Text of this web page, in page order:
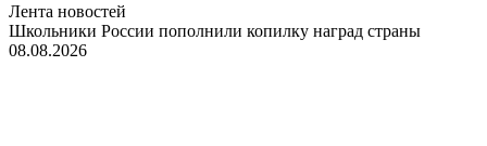
Лента новостей
Школьники России пополнили копилку наград страны
08.08.2026